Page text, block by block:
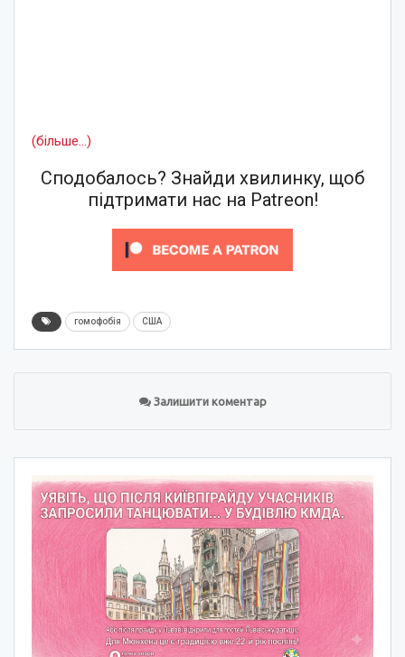
(більше…)
Сподобалось? Знайди хвилинку, щоб
підтримати нас на Patreon!
гомофобія США
Залишити коментар